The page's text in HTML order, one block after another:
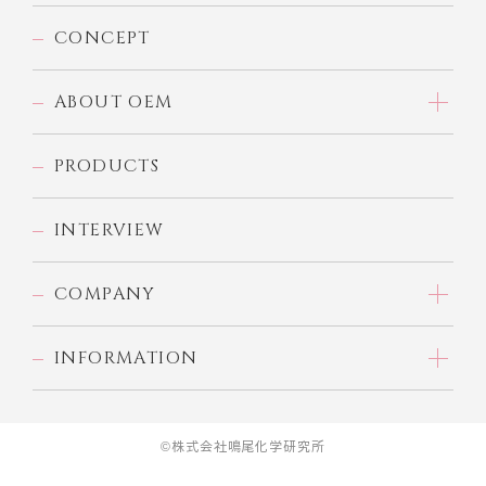
CONCEPT
ABOUT OEM
PRODUCTS
INTERVIEW
COMPANY
INFORMATION
©株式会社鳴尾化学研究所